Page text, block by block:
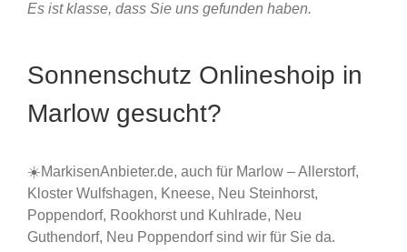
Es ist klasse, dass Sie uns gefunden haben.
Sonnenschutz Onlineshoip in
Marlow gesucht?
☀️MarkisenAnbieter.de, auch für Marlow – Allerstorf,
Kloster Wulfshagen, Kneese, Neu Steinhorst,
Poppendorf, Rookhorst und Kuhlrade, Neu
Guthendorf, Neu Poppendorf sind wir für Sie da.